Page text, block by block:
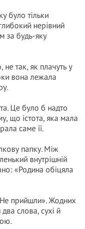
було тільки
нерівний
за будь-яку
так, як плачуть у
вона лежала
Це було б надто
що істота, яка мала
саме її.
папку. Між
внутрішній
«Родина обіцяла
прийшли». Жодних
слова, сухі й